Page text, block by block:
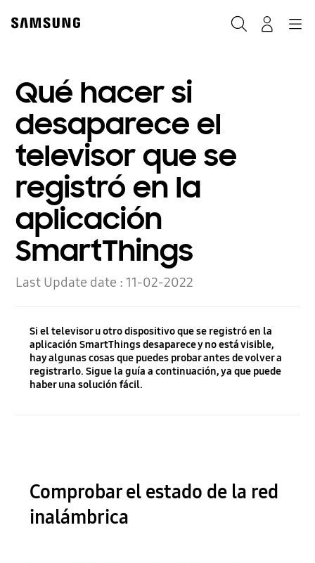
content
Qué hacer si
desaparece el
televisor que se
registró en la
aplicación
SmartThings
Last Update date : 11-02-2022
Si el televisor u otro dispositivo que se registró en la
aplicación SmartThings desaparece y no está visible,
hay algunas cosas que puedes probar antes de volver a
registrarlo. Sigue la guía a continuación, ya que puede
haber una solución fácil.
Comprobar el estado de la red
inalámbrica